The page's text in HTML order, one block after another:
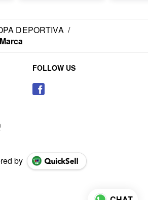
DEPORTIVA /
FOLLOW US
by